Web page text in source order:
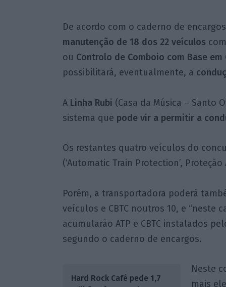
De acordo com o caderno de
manutenção de 18 dos 22 veículos
ou Controlo de Comboio com Base em
possibilitará, eventualmente, a
A Linha Rubi (Casa da Música – Santo
sistema que pode vir a permitir a
Os restantes quatro veículos do
(‘Automatic Train Protection’,
Porém, a transportadora poderá
veículos e CBTC noutros 10, e “neste
acumularão ATP e CBTC instalados
segundo o caderno de encargos.
Hard Rock Café pede 1,7
Neste
mais